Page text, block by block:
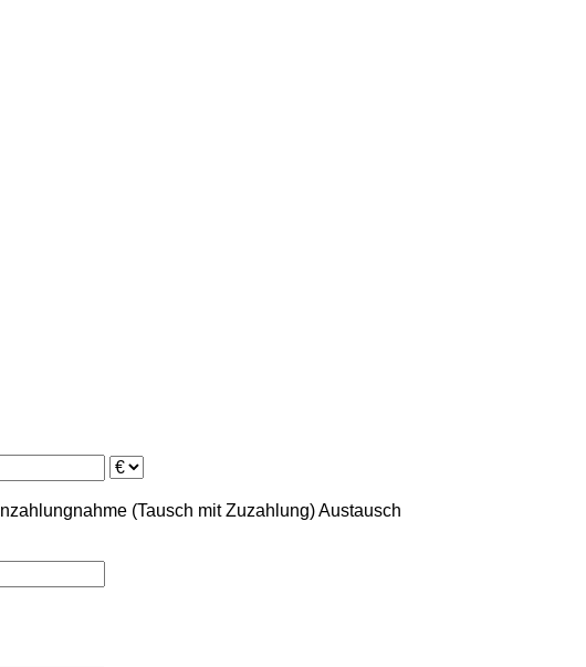
Inzahlungnahme (Tausch mit Zuzahlung)Austausch